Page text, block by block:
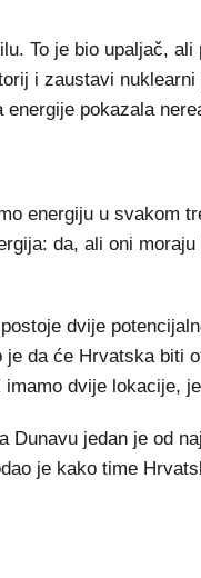
To je bio upaljač,
i zaustavi
pokazala
energiju u svakom
da, ali oni
dvije
da će Hrvatska biti
dvije lokacije,
Dunavu jedan je od
je kako time